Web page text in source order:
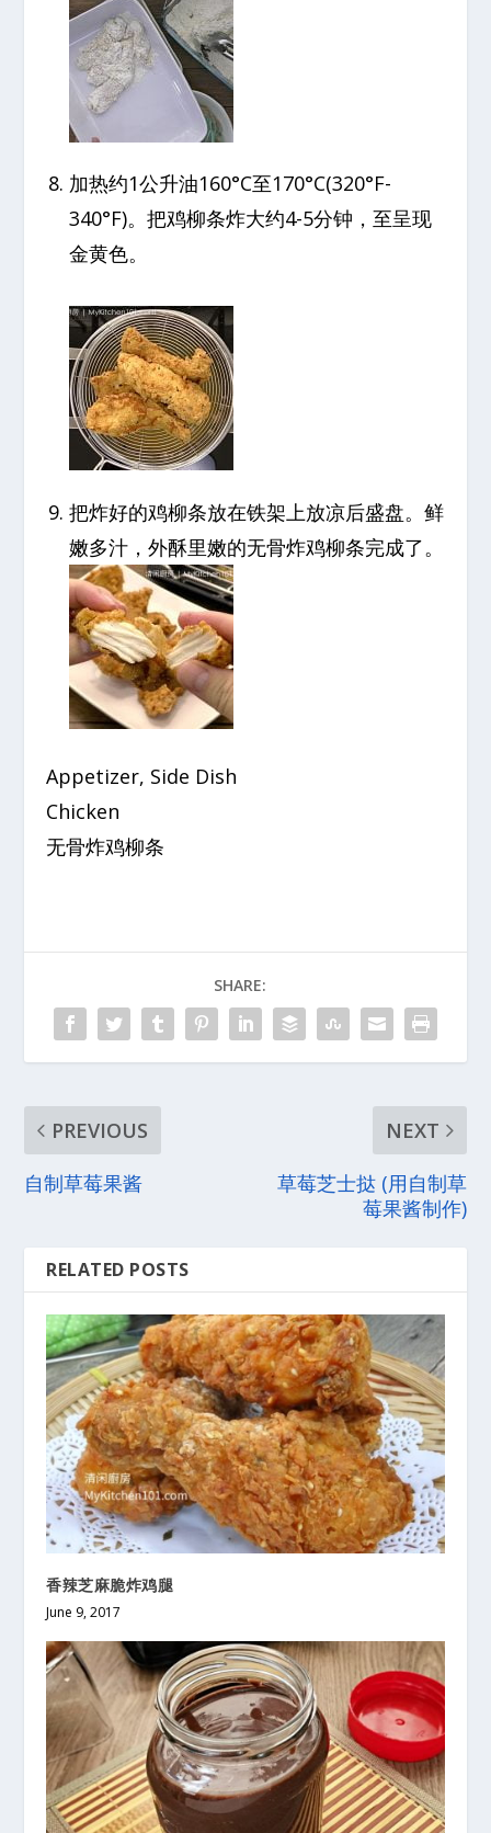
加热约1公升油160°C至170°C(320°F-
340°F)。把鸡柳条炸大约4-5分钟，至呈现
金黄色。
把炸好的鸡柳条放在铁架上放凉后盛盘。鲜
嫩多汁，外酥里嫩的无骨炸鸡柳条完成了。
Appetizer, Side Dish
Chicken
无骨炸鸡柳条
SHARE:
PREVIOUS
自制草莓果酱
NEXT
草莓芝士挞 (用自制草
莓果酱制作)
RELATED POSTS
香辣芝麻脆炸鸡腿
June 9, 2017